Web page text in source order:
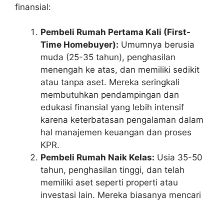
finansial:
Pembeli Rumah Pertama Kali (First-
Time Homebuyer): Umumnya berusia
muda (25-35 tahun), penghasilan
menengah ke atas, dan memiliki sedikit
atau tanpa aset. Mereka seringkali
membutuhkan pendampingan dan
edukasi finansial yang lebih intensif
karena keterbatasan pengalaman dalam
hal manajemen keuangan dan proses
KPR.
Pembeli Rumah Naik Kelas: Usia 35-50
tahun, penghasilan tinggi, dan telah
memiliki aset seperti properti atau
investasi lain. Mereka biasanya mencari